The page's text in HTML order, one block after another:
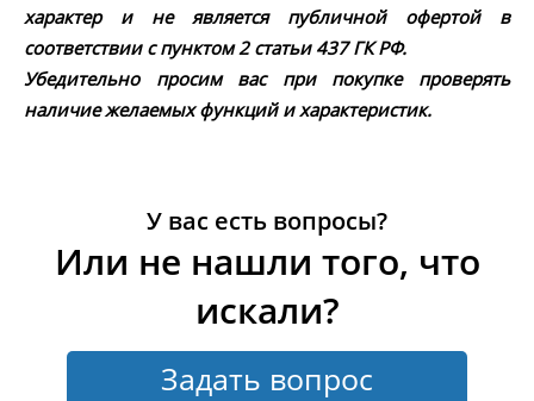
характер и не является публичной офертой в
соответствии с пунктом 2 статьи 437 ГК РФ.
Убедительно просим вас при покупке проверять
наличие желаемых функций и характеристик.
У вас есть вопросы?
Или не нашли того, что
искали?
Задать вопрос